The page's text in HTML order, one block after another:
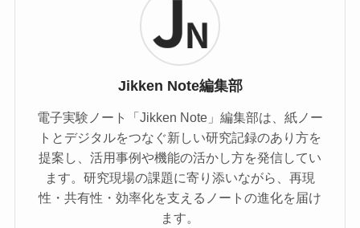
Jikken Note編集部
電子実験ノート「Jikken Note」編集部は、紙ノー
トとデジタルをつなぐ新しい研究記録のあり方を
提案し、活用事例や機能の活かし方を発信してい
ます。研究現場の課題に寄り添いながら、再現
性・共有性・効率化を支えるノートの進化を届け
ます。